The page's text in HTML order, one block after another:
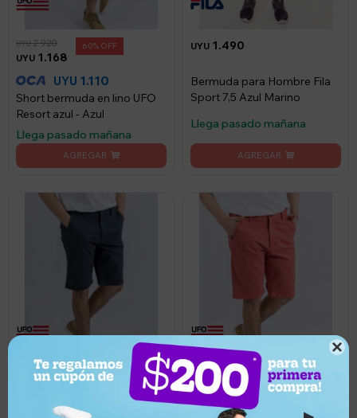

UYU 1.168
UYU2.920 60
UYU 1.110
Short bermuda en lino UFO
Resort azul - Azul
Llega pasado mañana
UYU 1.490
Bermuda para Hombre Fila
Sport 7,5 Azul Marino
Llega pasado mañana
1.381
3.453 60
UYU1.312
UYU 1.381
UYU3.453 60
UYU1.312